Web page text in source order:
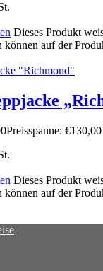
Dieses Produkt
auf der
Preisspanne:
Dieses Produkt
auf der